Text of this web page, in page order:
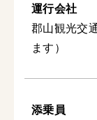
運行会社
郡山観光交
ます）
添乗員